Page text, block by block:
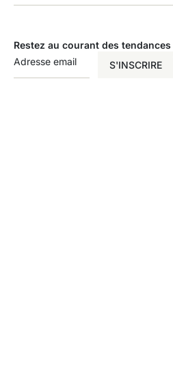
Restez au courant des tendances
S'INSCRIRE